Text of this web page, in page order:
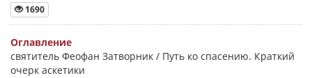
1690
Оглавление
святитель Феофан Затворник / Путь ко спасению. Краткий
очерк аскетики